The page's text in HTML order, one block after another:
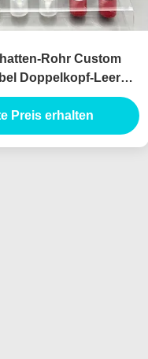
Rohr Custom
Doppelkopf-Leere
Augenschatten-
Leere Eyeliner-Rohr
Preis erhalten